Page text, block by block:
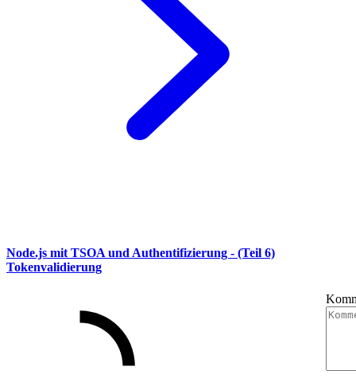
Node.js mit TSOA und Authentifizierung - (Teil 6)
Tokenvalidierung